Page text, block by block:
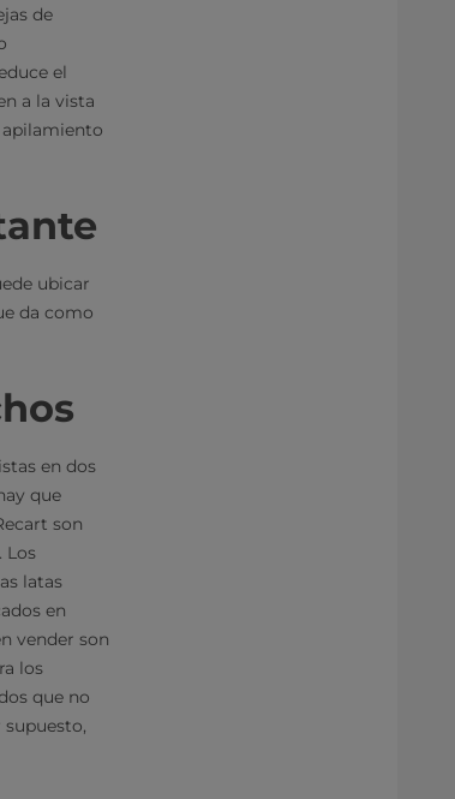
de
el
a la vista
apilamiento
ubicar
da como
en dos
que
son
Los
latas
en
vender son
los
que no